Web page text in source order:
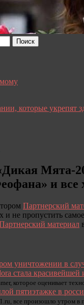
которые укрепят
Мята-
и
Партнерский
и не пропустить
материал
которое оценивает
все произошло утром